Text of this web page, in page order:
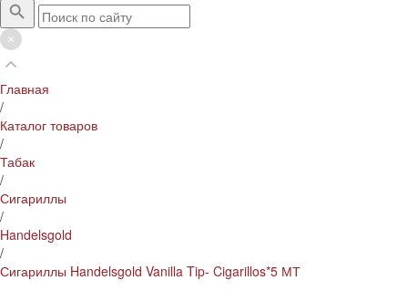
Главная
/
Каталог товаров
/
Табак
/
Сигариллы
/
Handelsgold
/
Сигариллы Handelsgold Vanilla Tip- Cigarillos*5 МТ